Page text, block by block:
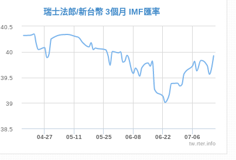
瑞士法郎/新台幣 3個月 IMF匯率
04-27 05-11 05-25 06-08 06-22 07-06
38.5
39
39.5
40
40.5
tw.rter.info